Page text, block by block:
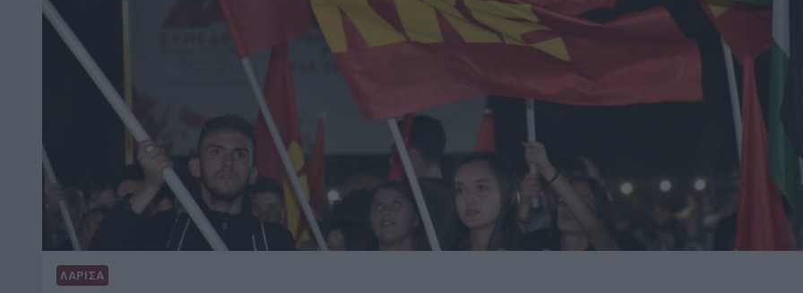
ΛΑΡΙΣΑ